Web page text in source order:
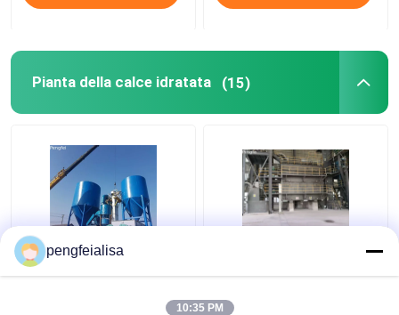
Pianta della calce idratata (15)
Calce rapida 10000
Ton Hydrated Lime
calcare 70000 e calce
idratata
pengfeialisa
10:35 PM